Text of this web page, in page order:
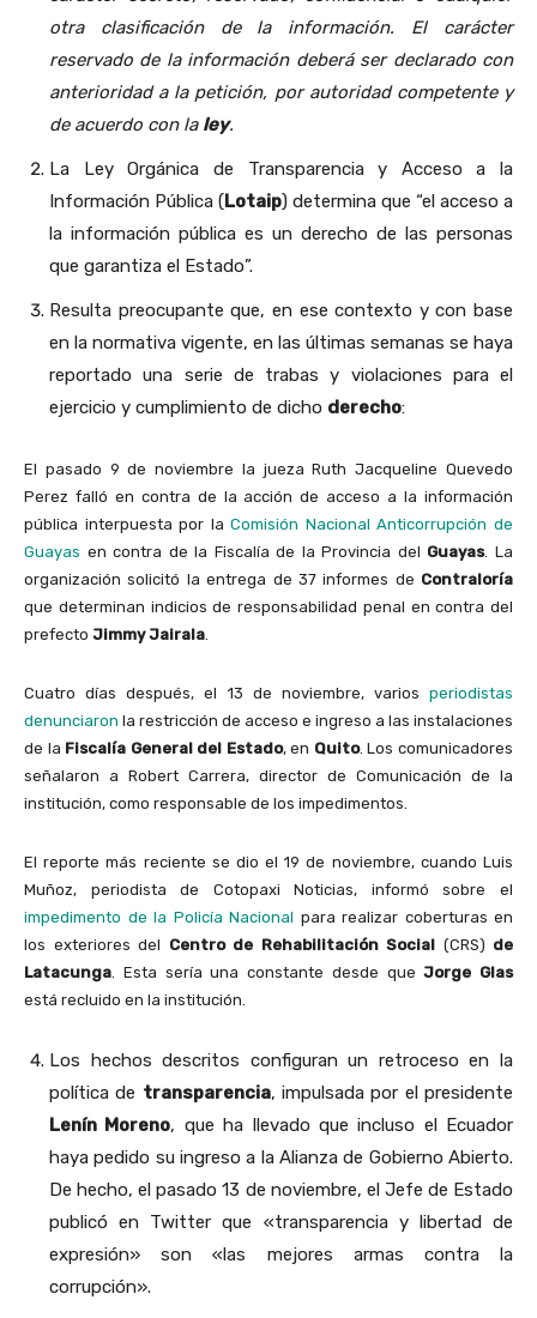
otra clasificación de la información. El carácter
reservado de la información deberá ser declarado con
anterioridad a la petición, por autoridad competente y
de acuerdo con la ley.
La Ley Orgánica de Transparencia y Acceso a la
Información Pública (Lotaip) determina que “el acceso a
la información pública es un derecho de las personas
que garantiza el Estado”.
Resulta preocupante que, en ese contexto y con base
en la normativa vigente, en las últimas semanas se haya
reportado una serie de trabas y violaciones para el
ejercicio y cumplimiento de dicho derecho:
El pasado 9 de noviembre la jueza Ruth Jacqueline Quevedo
Perez falló en contra de la acción de acceso a la información
pública interpuesta por laComisión Nacional Anticorrupción de
Guayas en contra de la Fiscalía de la Provincia del Guayas. La
organización solicitó la entrega de 37 informes de Contraloría
que determinan indicios de responsabilidad penal en contra del
prefecto Jimmy Jairala
Cuatro días después, el 13 de noviembre, varios periodistas
denunciaron la restricción de acceso e ingreso a las instalaciones
de la Fiscalía General del Estado, en Quito. Los comunicadores
señalaron a Robert Carrera, director de Comunicación de la
institución, como responsable de los impedimentos.
El reporte más reciente se dio el 19 de noviembre, cuando Luis
Muñoz, periodista de Cotopaxi Noticias, informó sobre el
impedimento de la Policía Nacional para realizar coberturas en
los exteriores del Centro de Rehabilitación Social (CRS) de
Latacunga . Esta sería una constante desde queJorge Glas
está recluido en la institución.
Los hechos descritos configuran un retroceso en la
política de transparencia, impulsada por el presidente
Lenín Moreno, que ha llevado que incluso el Ecuador
haya pedido su ingreso a la Alianza de Gobierno Abierto.
De hecho, el pasado 13 de noviembre, el Jefe de Estado
publicó en Twitter que «transparencia y libertad de
expresión» son «las mejores armas contra la
corrupción».